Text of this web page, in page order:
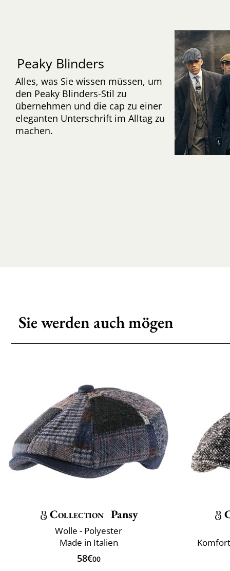
Peaky Blinders
Alles, was Sie wissen müssen, um
den Peaky Blinders-Stil zu
übernehmen und die cap zu einer
eleganten Unterschrift im Alltag zu
machen.
Sie werden auch mögen
Collection Pansy
Wolle - Polyester
Made in Italien
58€00